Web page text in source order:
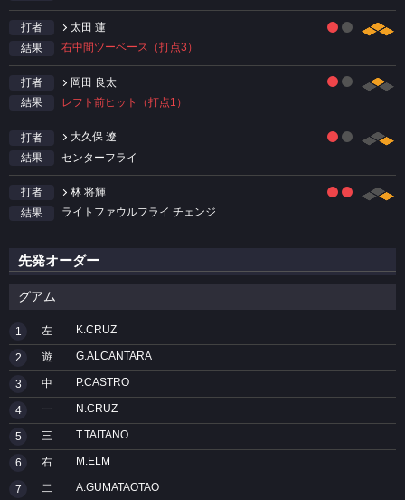
打者
太田 蓮
結果
右中間ツーベース（打点3）
打者
岡田 良太
結果
レフト前ヒット（打点1）
打者
大久保 遼
結果
センターフライ
打者
林 将輝
結果
ライトファウルフライ チェンジ
先発オーダー
グアム
1 左 K.CRUZ
2 遊 G.ALCANTARA
3 中 P.CASTRO
4 一 N.CRUZ
5 三 T.TAITANO
6 右 M.ELM
7 二 A.GUMATAOTAO